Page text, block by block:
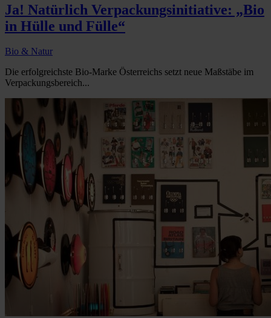
Ja! Natürlich Verpackungsinitiative: „Bio
in Hülle und Fülle“
Bio & Natur
Die erfolgreichste Bio-Marke Österreichs setzt neue Maßstäbe im
Verpackungsbereich...